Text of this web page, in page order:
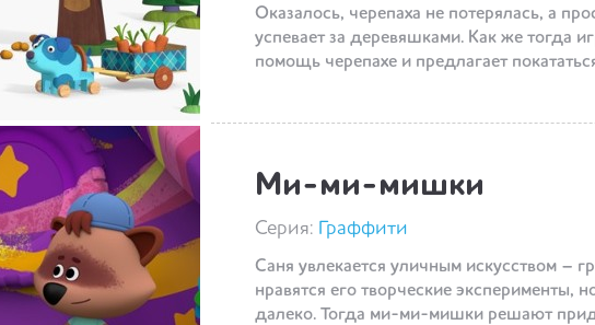
Оказалось, черепаха не потерялась, а
успевает за деревяшками. Как же тогда
помощь черепахе и предлагает
Ми-ми-мишки
Серия: Граффити
Саня увлекается уличным искусством –
нравятся его творческие эксперименты,
далеко. Тогда ми-ми-мишки решают